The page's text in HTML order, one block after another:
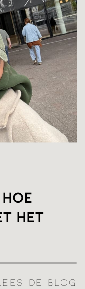
DE BLOG
hoe
het